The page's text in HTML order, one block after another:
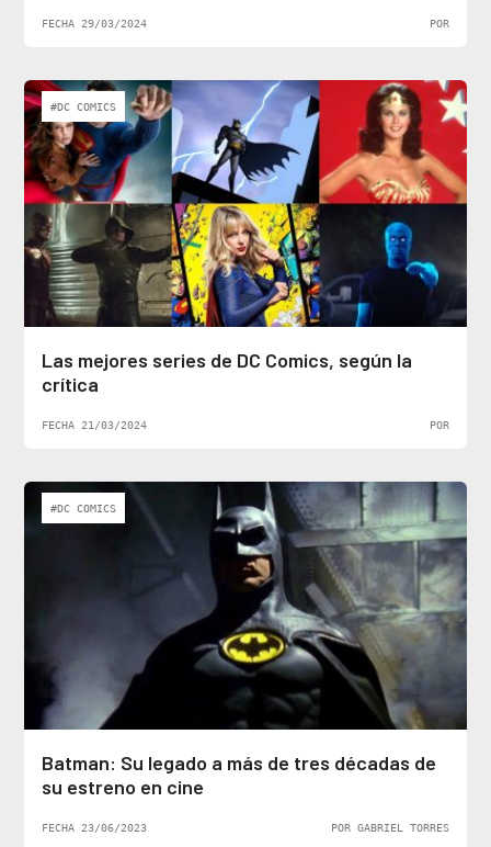
FECHA 29/03/2024 POR
#DC COMICS
Las mejores series de DC Comics, según la
crítica
FECHA 21/03/2024 POR
#DC COMICS
Batman: Su legado a más de tres décadas de
su estreno en cine
FECHA 23/06/2023 POR GABRIEL TORRES